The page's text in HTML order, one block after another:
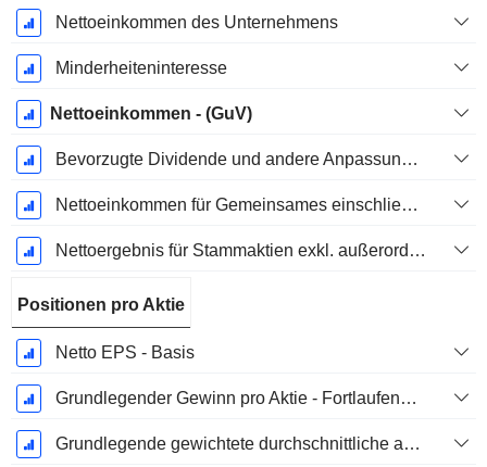
Nettoeinkommen des Unternehmens
Minderheiteninteresse
Nettoeinkommen - (GuV)
Bevorzugte Dividende und andere Anpassungen
Nettoeinkommen für Gemeinsames einschließlich außerordentlicher Posten
Nettoergebnis für Stammaktien exkl. außerordentliche Posten
Positionen pro Aktie
Netto EPS - Basis
Grundlegender Gewinn pro Aktie - Fortlaufende Geschäftstätigkeit
Grundlegende gewichtete durchschnittliche ausstehende Aktien